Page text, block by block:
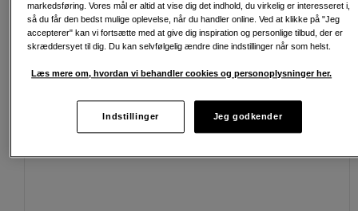
Passende tilbehør Se flere tilbehør
markedsføring. Vores mål er altid at vise dig det indhold, du virkelig er interesseret i,
så du får den bedst mulige oplevelse, når du handler online. Ved at klikke på "Jeg
accepterer" kan vi fortsætte med at give dig inspiration og personlige tilbud, der er
skræddersyet til dig. Du kan selvfølgelig ændre dine indstillinger når som helst.
Læs mere om, hvordan vi behandler cookies og personoplysninger her.
Indstillinger Jeg godkender